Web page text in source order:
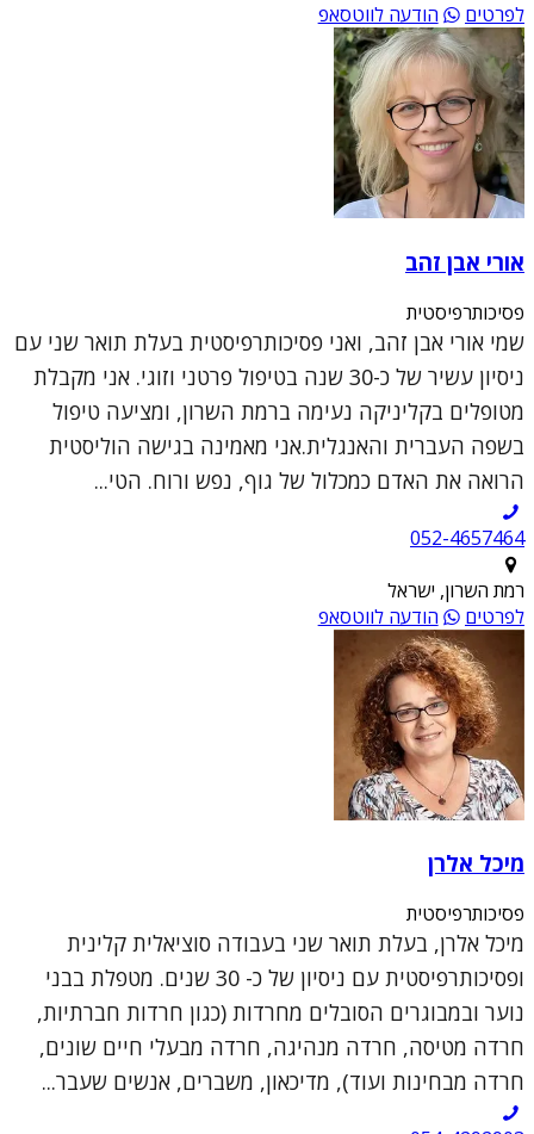
לפרטים
הודעה לווטסאפ
אורי אבן זהב
פסיכותרפיסטית
שמי אורי אבן זהב, ואני פסיכותרפיסטית בעלת תואר שני עם
ניסיון עשיר של כ-30 שנה בטיפול פרטני וזוגי. אני מקבלת
מטופלים בקליניקה נעימה ברמת השרון, ומציעה טיפול
בשפה העברית והאנגלית.אני מאמינה בגישה הוליסטית
הרואה את האדם כמכלול של גוף, נפש ורוח. הטי...
052-4657464
רמת השרון, ישראל
לפרטים
הודעה לווטסאפ
מיכל אלרן
פסיכותרפיסטית
מיכל אלרן, בעלת תואר שני בעבודה סוציאלית קלינית
ופסיכותרפיסטית עם ניסיון של כ- 30 שנים. מטפלת בבני
נוער ובמבוגרים הסובלים מחרדות (כגון חרדות חברתיות,
חרדה מטיסה, חרדה מנהיגה, חרדה מבעלי חיים שונים,
חרדה מבחינות ועוד), מדיכאון, משברים, אנשים שעבר...